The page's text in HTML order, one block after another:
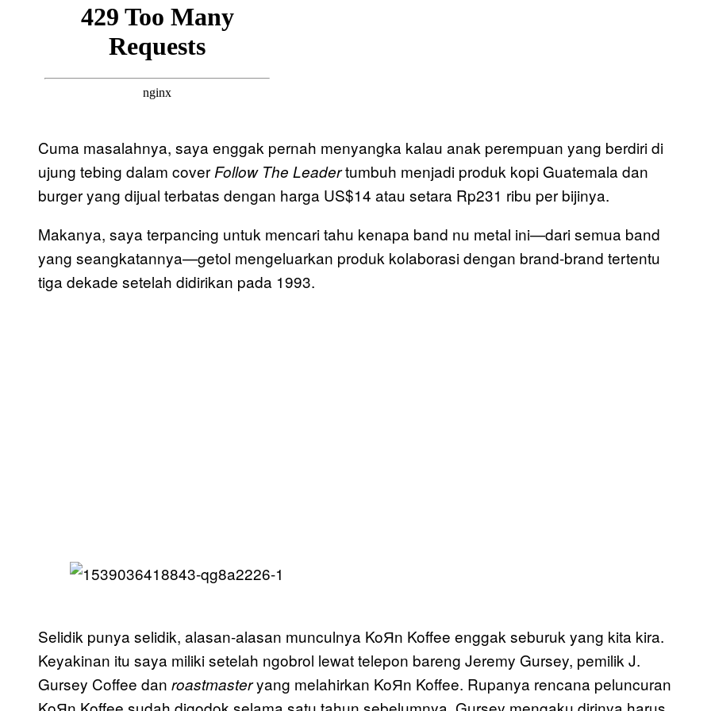
Cuma masalahnya, saya enggak pernah menyangka kalau anak perempuan yang berdiri di
ujung tebing dalam cover Follow The Leadertumbuh menjadi produk kopi Guatemala dan
burger yang dijual terbatas dengan harga US$14 atau setara Rp231 ribu per bijinya.
Makanya, saya terpancing untuk mencari tahu kenapa band nu metal ini—dari semua band
yang seangkatannya—getol mengeluarkan produk kolaborasi dengan brand-brand tertentu
tiga dekade setelah didirikan pada 1993.
Selidik punya selidik, alasan-alasan munculnya KoЯn Koffee enggak seburuk yang kita kira.
Keyakinan itu saya miliki setelah ngobrol lewat telepon bareng Jeremy Gursey, pemilik J.
Gursey Coffee dan roastmasteryang melahirkan KoЯn Koffee. Rupanya rencana peluncuran